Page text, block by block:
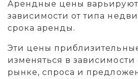
Арендные цены
зависимости от типа
срока аренды.
Эти цены
изменяться в зависимости
рынке, спроса и